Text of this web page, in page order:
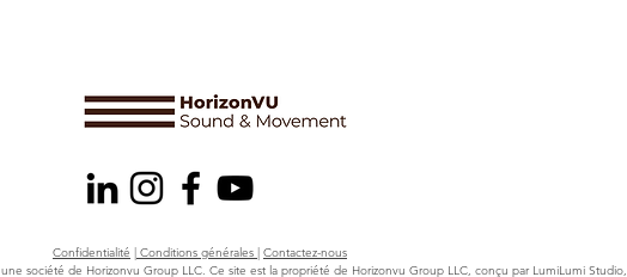
Confidentialité | Conditions générales | Contactez-nous
société de Horizonvu Group LLC. Ce site est la propriété de Horizonvu Group LLC, conçu par LumiLumi Studio,